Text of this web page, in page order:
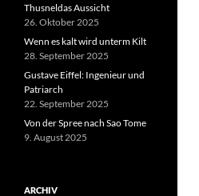
Thusneldas Aussicht
26. Oktober 2025
Wenn es kalt wird unterm Kilt
28. September 2025
Gustave Eiffel: Ingenieur und
Patriarch
22. September 2025
Von der Spree nach Sao Tome
9. August 2025
ARCHIV